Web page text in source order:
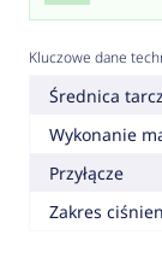
Kluczowe dane
Średnica
Wykonanie
Przyłącze
Zakres